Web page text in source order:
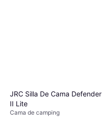
JRC Silla De Cama Defender
II Lite
Cama de camping